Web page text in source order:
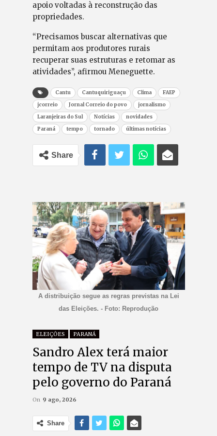
apoio voltadas à reconstrução das
propriedades.
“Precisamos buscar alternativas que
permitam aos produtores rurais
recuperar suas estruturas e retomar as
atividades”, afirmou Meneguette.
Cantu Cantuquiriguaçu Clima
FAEP
jcorreio
Jornal Correio do povo
jornalismo
Laranjeiras do Sul
Notícias
novidades
Paraná
tempo tornado últimas notícias
Share
A distribuição segue as regras previstas na Lei
das Eleições. - Foto: Reprodução
ELEIÇÕES PARANÁ
Sandro Alex terá maior
tempo de TV na disputa
pelo governo do Paraná
On 9 ago, 2026
Share